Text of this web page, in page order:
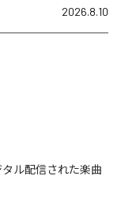
2026.8.10
タル配信された楽曲